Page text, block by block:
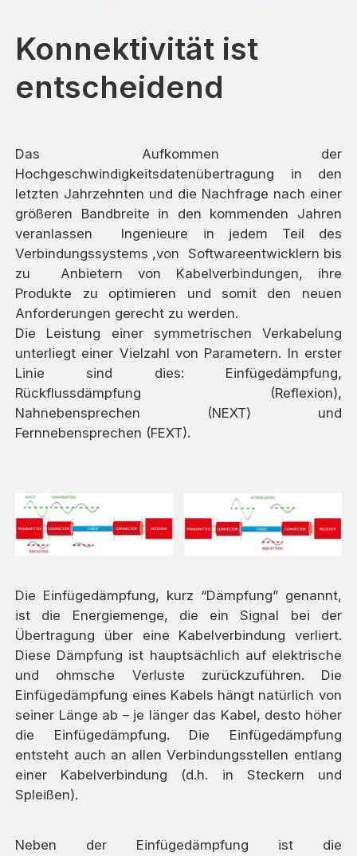
Konnektivität ist
entscheidend
Das Aufkommen der
Hochgeschwindigkeitsdatenübertragung in den
letzten Jahrzehnten und die Nachfrage nach einer
größeren Bandbreite in den kommenden Jahren
veranlassen Ingenieure in jedem Teil des
Verbindungssystems ,von Softwareentwicklern bis
zu Anbietern von Kabelverbindungen, ihre
Produkte zu optimieren und somit den neuen
Anforderungen gerecht zu werden.
Die Leistung einer symmetrischen Verkabelung
unterliegt einer Vielzahl von Parametern. In erster
Linie sind dies: Einfügedämpfung,
Rückflussdämpfung (Reflexion),
Nahnebensprechen (NEXT) und
Fernnebensprechen (FEXT).
Die Einfügedämpfung, kurz “Dämpfung” genannt,
ist die Energiemenge, die ein Signal bei der
Übertragung über eine Kabelverbindung verliert.
Diese Dämpfung ist hauptsächlich auf elektrische
und ohmsche Verluste zurückzuführen. Die
Einfügedämpfung eines Kabels hängt natürlich von
seiner Länge ab – je länger das Kabel, desto höher
die Einfügedämpfung. Die Einfügedämpfung
entsteht auch an allen Verbindungsstellen entlang
einer Kabelverbindung (d.h. in Steckern und
Spleißen).
Neben der Einfügedämpfung ist die